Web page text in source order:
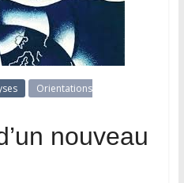
Orientations
nouveau